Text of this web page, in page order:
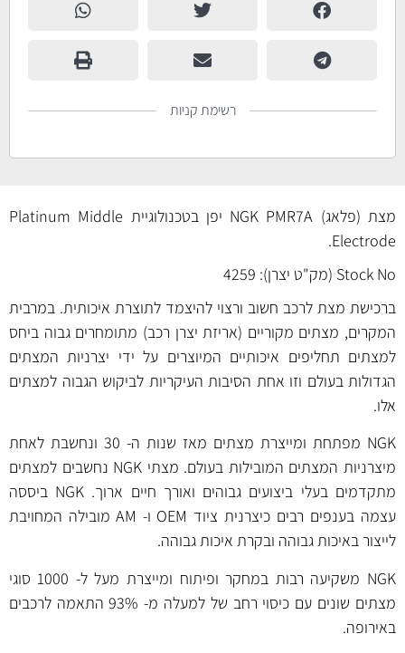
רשימת קניות
מצת (פלאג) NGK PMR7A יפן בטכנולוגיית Platinum Middle
Electrode.
Stock No (מק"ט יצרן): 4259
ברכישת מצת לרכב חשוב ורצוי להיצמד לתוצרת איכותית. במרבית
המקרים, מצתים מקוריים (אריזת יצרן רכב) מתומחרים גבוה ביחס
למצתים תחליפים איכותיים המיוצרים על ידי יצרניות המצתים
הגדולות בעולם וזו אחת הסיבות העיקריות לביקוש הגבוה למצתים
אלו.
NGK מפתחת ומייצרת מצתים מאז שנות ה- 30 ונחשבת לאחת
מיצרניות המצתים המובילות בעולם. מצתי NGK נחשבים למצתים
מתקדמים בעלי ביצועים גבוהים ואורך חיים ארוך. NGK ביססה
עצמה בענפים רבים כיצרנית ציוד OEM ו- AM מובילה המחויבת
לייצור באיכות גבוהה ובקרת איכות גבוהה.
NGK משקיעה רבות במחקר ופיתוח ומייצרת מעל ל- 1000 סוגי
מצתים שונים עם כיסוי רחב של למעלה מ- 93% התאמה לרכבים
באירופה.